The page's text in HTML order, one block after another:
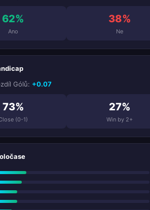
62%
Ano
38%
Ne
Gólů: +0.07
73%
(0-1)
27%
Win by 2+